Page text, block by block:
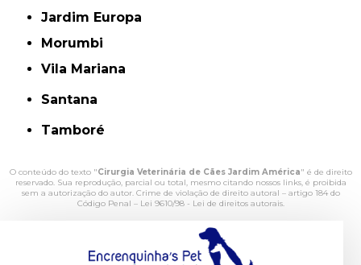
Jardim Europa
Morumbi
Vila Mariana
Santana
Tamboré
O conteúdo do texto "Cirurgia Veterinária de Cães Jardim América" é de direito
reservado. Sua reprodução, parcial ou total, mesmo citando nossos links, é proibida
sem a autorização do autor. Crime de violação de direito autoral – artigo 184 do
Código Penal – Lei 9610/98 - Lei de direitos autorais.